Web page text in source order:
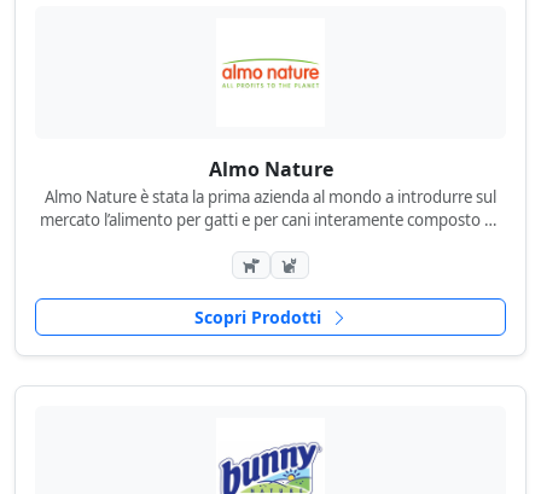
Almo Nature
Almo Nature è stata la prima azienda al mondo a introdurre sul
mercato l’alimento per gatti e per cani interamente composto da
Scopri Prodotti